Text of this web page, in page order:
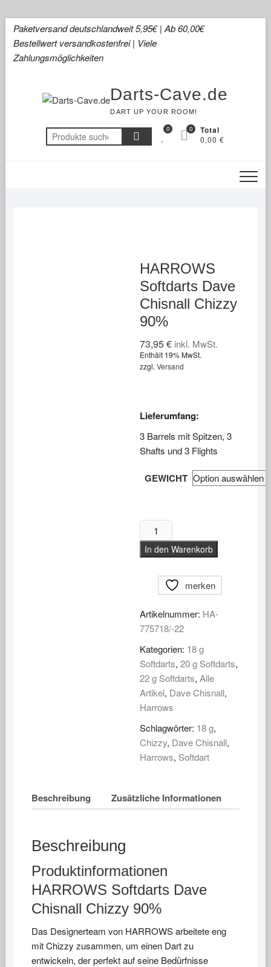
Skip
content
Paketversand deutschlandweit 5,95€ | Ab 60,00€
Bestellwert versandkostenfrei | Viele
Zahlungsmöglichkeiten
Darts-Cave.de
DART UP YOUR ROOM!
Suchen
nach:
0 Total
0,00 €
0
HARROWS
Softdarts Dave
Chisnall Chizzy
90%
73,95€ inkl. MwSt.
Enthält 19% MwSt.
zzgl. Versand
Lieferumfang:
3 Barrels mit Spitzen, 3
Shafts und 3 Flights
GEWICHT
HARROWS
Softdarts
Dave
Chizzy
Menge
In den Warenkorb
merken
Artikelnummer: HA-
775718/-22
Kategorien: 18 g
Softdarts, 20 g Softdarts,
22 g Softdarts, Alle
Artikel, Dave Chisnall,
Harrows
Schlagwörter: 18 g,
Chizzy, Dave Chisnall,
Harrows, Softdart
Beschreibung Zusätzliche Informationen
Beschreibung
Produktinformationen
HARROWS Softdarts Dave
Chisnall Chizzy 90%
Das Designerteam von HARROWS arbeitete eng
mit Chizzy zusammen, um einen Dart zu
entwickeln, der perfekt auf seine Bedürfnisse